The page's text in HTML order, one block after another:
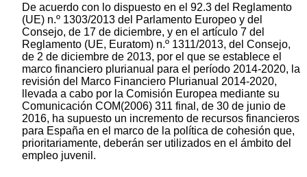
De acuerdo con lo dispuesto en el 92.3 del Reglamento
(UE) n.º 1303/2013 del Parlamento Europeo y del
Consejo, de 17 de diciembre, y en el artículo 7 del
Reglamento (UE, Euratom) n.º 1311/2013, del Consejo,
de 2 de diciembre de 2013, por el que se establece el
marco financiero plurianual para el período 2014-2020, la
revisión del Marco Financiero Plurianual 2014-2020,
llevada a cabo por la Comisión Europea mediante su
Comunicación COM(2006) 311 final, de 30 de junio de
2016, ha supuesto un incremento de recursos financieros
para España en el marco de la política de cohesión que,
prioritariamente, deberán ser utilizados en el ámbito del
empleo juvenil.